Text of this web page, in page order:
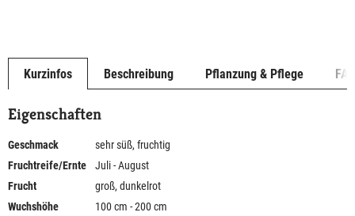
Kurzinfos Beschreibung Pflanzung & Pflege
Eigenschaften
Geschmack
sehr süß, fruchtig
Fruchtreife/Ernte
Juli - August
Frucht
groß, dunkelrot
Wuchshöhe
100 cm - 200 cm